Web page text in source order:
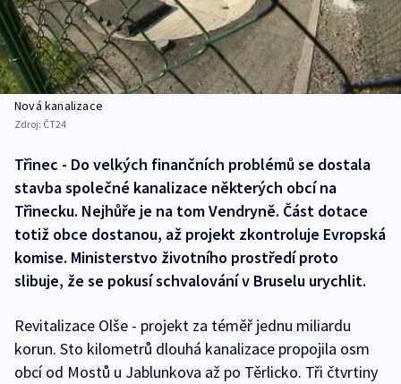
Nová kanalizace
Zdroj: ČT24
Třinec - Do velkých finančních problémů se dostala
stavba společné kanalizace některých obcí na
Třinecku. Nejhůře je na tom Vendryně. Část dotace
totiž obce dostanou, až projekt zkontroluje Evropská
komise. Ministerstvo životního prostředí proto
slibuje, že se pokusí schvalování v Bruselu urychlit.
Revitalizace Olše - projekt za téměř jednu miliardu
korun. Sto kilometrů dlouhá kanalizace propojila osm
obcí od Mostů u Jablunkova až po Těrlicko. Tři čtvrtiny